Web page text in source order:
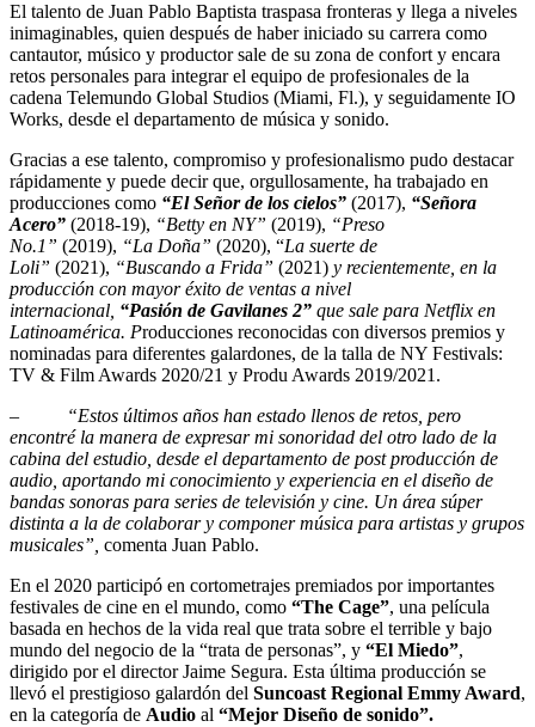
El talento de Juan Pablo Baptista traspasa fronteras y llega a niveles
inimaginables, quien después de haber iniciado su carrera como
cantautor, músico y productor sale de su zona de confort y encara
retos personales para integrar el equipo de profesionales de la
cadena Telemundo Global Studios (Miami, Fl.), y seguidamente IO
Works, desde el departamento de música y sonido.
Gracias a ese talento, compromiso y profesionalismo pudo destacar
rápidamente y puede decir que, orgullosamente, ha trabajado en
producciones como “El Señor de los cielos” (2017), “Señora
Acero” (2018-19), “Betty en NY” (2019), “Preso
No.1” (2019), “La Doña” (2020), “La suerte de
Loli” (2021), “Buscando a Frida” (2021) y recientemente, en la
producción con mayor éxito de ventas a nivel
internacional, “Pasión de Gavilanes 2” que sale para Netflix en
Latinoamérica. Producciones reconocidas con diversos premios y
nominadas para diferentes galardones, de la talla de NY Festivals:
TV & Film Awards 2020/21 y Produ Awards 2019/2021.
–
“Estos últimos años han estado llenos de retos, pero
encontré la manera de expresar mi sonoridad del otro lado de la
cabina del estudio, desde el departamento de post producción de
audio, aportando mi conocimiento y experiencia en el diseño de
bandas sonoras para series de televisión y cine. Un área súper
distinta a la de colaborar y componer música para artistas y grupos
musicales”, comenta Juan Pablo.
En el 2020 participó en cortometrajes premiados por importantes
festivales de cine en el mundo, como “The Cage”, una película
basada en hechos de la vida real que trata sobre el terrible y bajo
mundo del negocio de la “trata de personas”, y “El Miedo”,
dirigido por el director Jaime Segura. Esta última producción se
llevó el prestigioso galardón del Suncoast Regional Emmy Award,
en la categoría de Audio al “Mejor Diseño de sonido”.